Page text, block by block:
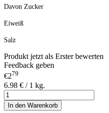
Davon
Eiweiß
Salz
Produkt jetzt als Erster bewerten
Feedback geben
€279
6.98 € / 1 kg.
In den Warenkorb